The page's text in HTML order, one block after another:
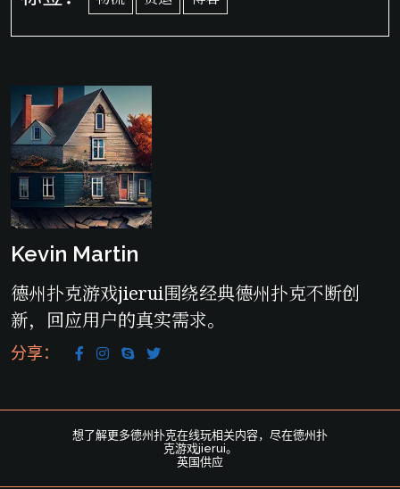
Kevin Martin
德州扑克游戏jierui围绕经典德州扑克不断创
新，回应用户的真实需求。
分享：
想了解更多德州扑克在线玩相关内容，尽在德州扑
克游戏jierui。
英国供应